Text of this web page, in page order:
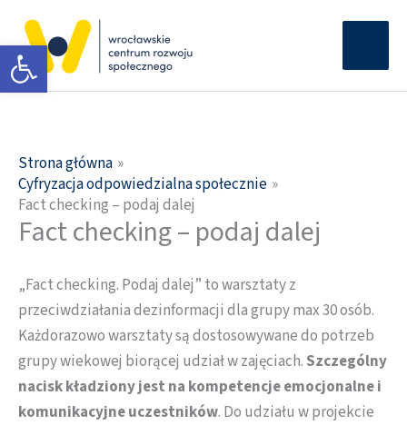
Otwórz pasek narzędzi
treści
Strona główna
Cyfryzacja odpowiedzialna społecznie
Fact checking – podaj dalej
Fact checking – podaj dalej
„Fact checking. Podaj dalej” to warsztaty z
przeciwdziałania dezinformacji dla grupy max 30 osób.
Każdorazowo warsztaty są dostosowywane do potrzeb
grupy wiekowej biorącej udział w zajęciach.Szczególny
nacisk kładziony jest na kompetencje emocjonalne i
komunikacyjne uczestników. Do udziału w projekcie